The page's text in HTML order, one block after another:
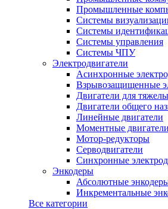
Промышленные
Системы
Системы
Системы управления
Системы ЧПУ
Электродвигатели
Асинхронные
Взрывозащищенные
Двигатели для
Двигатели общего
Линейные двигатели
Моментные двигатели
Мотор-редукторы
Серводвигатели
Синхронные
Энкодеры
Абсолютные
Инкрементальные
Все категории